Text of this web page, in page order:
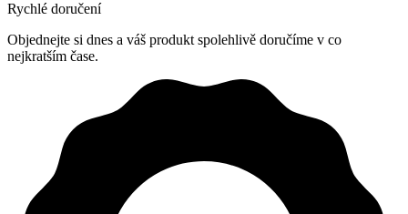
Rychlé doručení
Objednejte si dnes a váš produkt spolehlivě doručíme v co
nejkratším čase.